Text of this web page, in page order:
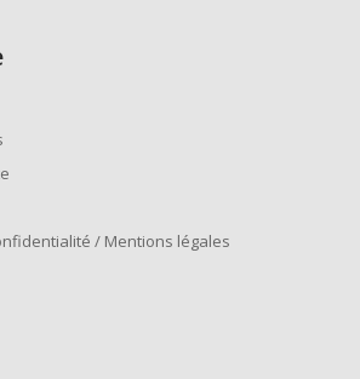
/ Mentions légales